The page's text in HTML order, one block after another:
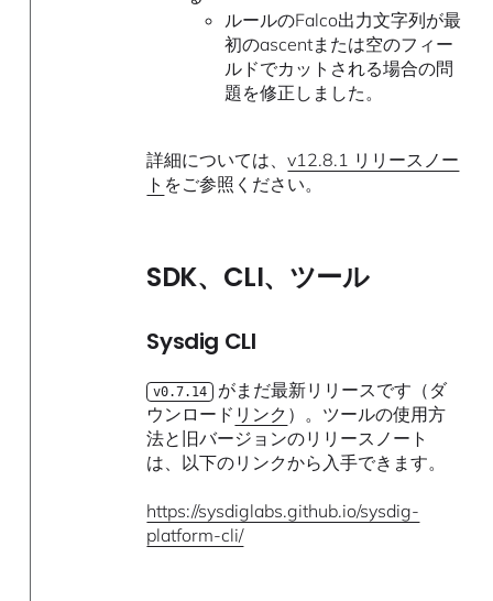
ルールのFalco出力文字列が最
初のascentまたは空のフィー
ルドでカットされる場合の問
題を修正しました。
詳細については、v12.8.1 リリースノー
ト をご参照ください。
SDK、CLI、ツール
Sysdig CLI
v0.7.14 がまだ最新リリースです（ダ
ウンロード リンク ）。ツールの使用方
法と旧バージョンのリリースノート
は、以下のリンクから入手できます。
https://sysdiglabs.github.io/sysdig-
platform-cli/